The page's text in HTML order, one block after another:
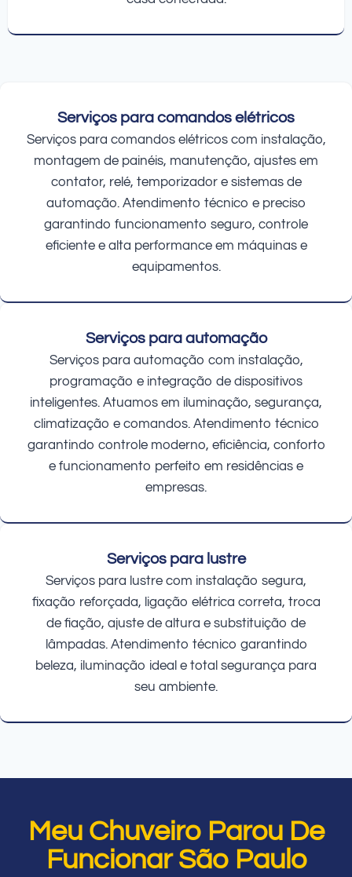
Serviços para comandos elétricos
Serviços para comandos elétricos com instalação,
montagem de painéis, manutenção, ajustes em
contator, relé, temporizador e sistemas de
automação. Atendimento técnico e preciso
garantindo funcionamento seguro, controle
eficiente e alta performance em máquinas e
equipamentos.
Serviços para automação
Serviços para automação com instalação,
programação e integração de dispositivos
inteligentes. Atuamos em iluminação, segurança,
climatização e comandos. Atendimento técnico
garantindo controle moderno, eficiência, conforto
e funcionamento perfeito em residências e
empresas.
Serviços para lustre
Serviços para lustre com instalação segura,
fixação reforçada, ligação elétrica correta, troca
de fiação, ajuste de altura e substituição de
lâmpadas. Atendimento técnico garantindo
beleza, iluminação ideal e total segurança para
seu ambiente.
Meu Chuveiro Parou De
Funcionar São Paulo